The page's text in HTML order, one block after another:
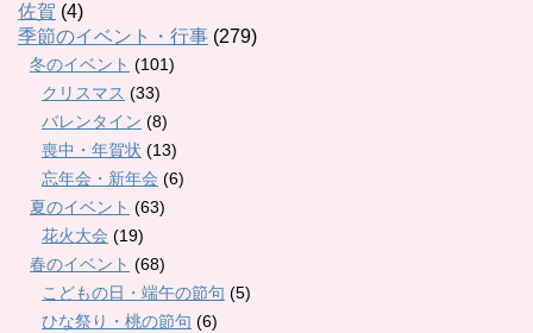
佐賀 (4)
季節のイベント・行事 (279)
冬のイベント (101)
クリスマス (33)
バレンタイン (8)
喪中・年賀状 (13)
忘年会・新年会 (6)
夏のイベント (63)
花火大会 (19)
春のイベント (68)
こどもの日・端午の節句 (5)
ひな祭り・桃の節句 (6)